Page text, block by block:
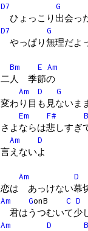
D7 G
ひょっこり出会っ
D7
G
やっぱり無理だよ
Bm E Am
二人 季節の
Am
D
G
変わり目も見ないま
Em
F#
さよならは悲しすぎ
Am
D
言えないよ
Am D
恋は あっけない幕
Am
GonB C D
君はうつむいて少
Am
D